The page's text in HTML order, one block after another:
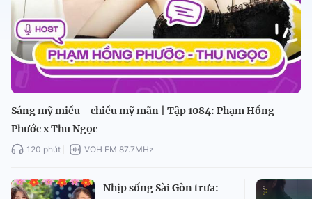
Sáng mỹ miều - chiều mỹ mãn | Tập 1084: Phạm Hồng
Phước x Thu Ngọc
120 phút VOH FM 87.7MHz
Nhịp sống Sài Gòn trưa: